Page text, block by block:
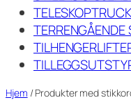
TERRENGÅENDE
Hjem / Produkter med